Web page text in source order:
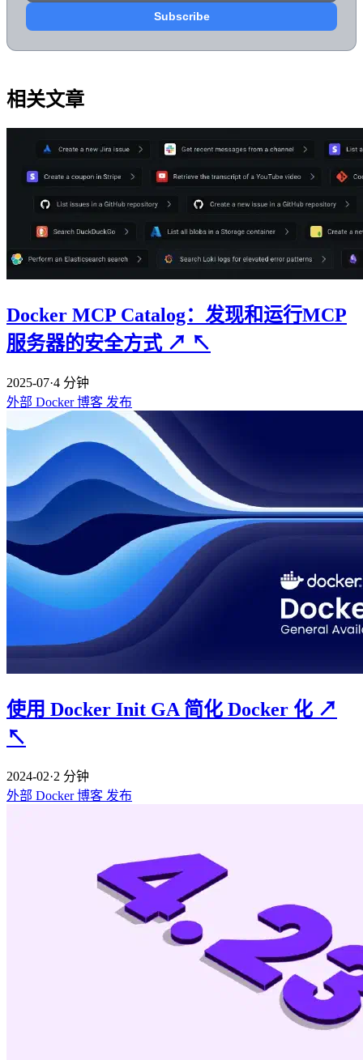
相关文章
Docker MCP Catalog：发现和运行MCP
服务器的安全方式 ↗ ↖
2025-07·4 分钟
外部 Docker博客 发布
使用 Docker Init GA 简化 Docker 化 ↗
↖
2024-02·2 分钟
外部 Docker博客 发布